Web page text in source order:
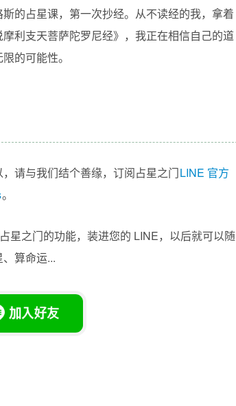
的占星课，第一次抄经。从不读经的我，拿着
利支天菩萨陀罗尼经》，我正在相信自己的道
的可能性。
请与我们结个善缘，订阅占星之门LINE 官方
。
星之门的功能，装进您的 LINE，以后就可以随
算命运...